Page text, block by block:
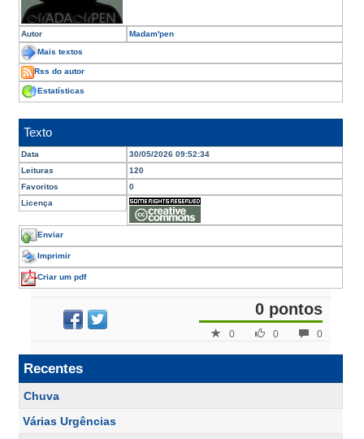
Autor Madam'pen
Mais textos
Rss do autor
Estatísticas
Texto
Data
30/05/2026 09:52:34
Leituras
120
Favoritos
0
Licença
Enviar
Imprimir
Criar um pdf
0 pontos
0
0
0
Recentes
Chuva
Várias Urgências